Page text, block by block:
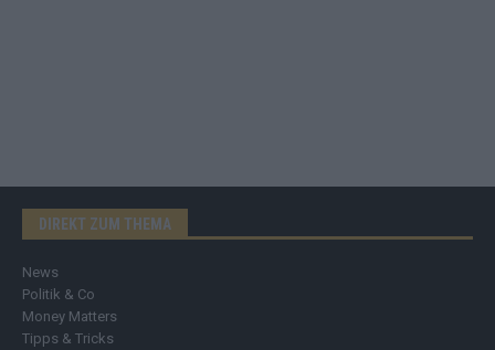
DIREKT ZUM THEMA
News
Politik & Co
Money Matters
Tipps & Tricks